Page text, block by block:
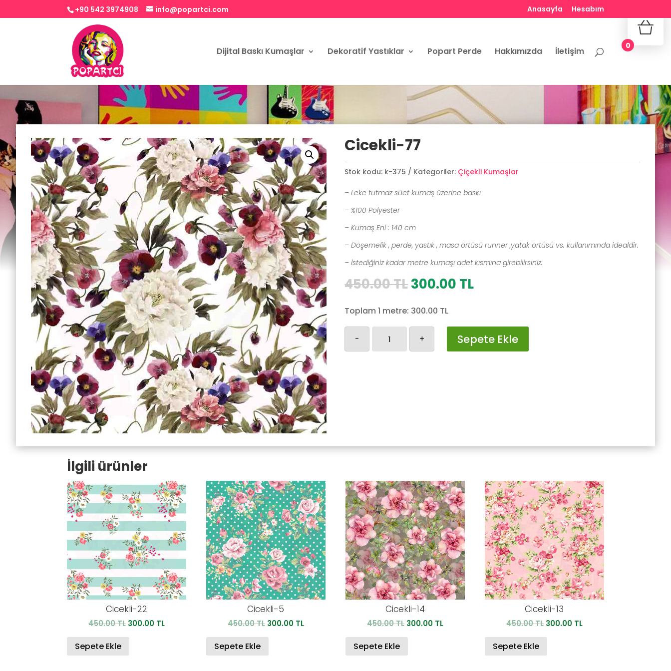
+90 542 3974908 info@popartci.com Anasayfa Hesabım
Dijital Baskı Kumaşlar Dekoratif Yastıklar Popart Perde Hakkımızda İletişim
Cicekli-77
Stok kodu: k-375 Kategoriler: Çiçekli Kumaşlar
– Leke tutmaz süet kumaş üzerine baskı
– %100 Polyester
– Kumaş Eni : 140 cm
– Döşemelik , perde, yastık , masa örtüsü runner ,yatak örtüsü vs. kullanımında idealdir.
– İstediğiniz kadar metre kumaşı adet kısmına girebilirsiniz.
450.00TLOrijinal
450.00 TL.
300.00 TLŞu
300.00 TL.
Toplam 1 metre: 300.00 TL
- + Sepete Ekle
İlgili ürünler
Cicekli-22
450.00TL Orijinal
300.00 TLŞu
Sepete Ekle
Cicekli-5
450.00TL Orijinal
300.00 TLŞu
Sepete Ekle
Cicekli-14
450.00TL Orijinal
300.00 TLŞu
Sepete Ekle
Cicekli-13
450.00TL Orijinal
300.00 TLŞu
Sepete Ekle
0